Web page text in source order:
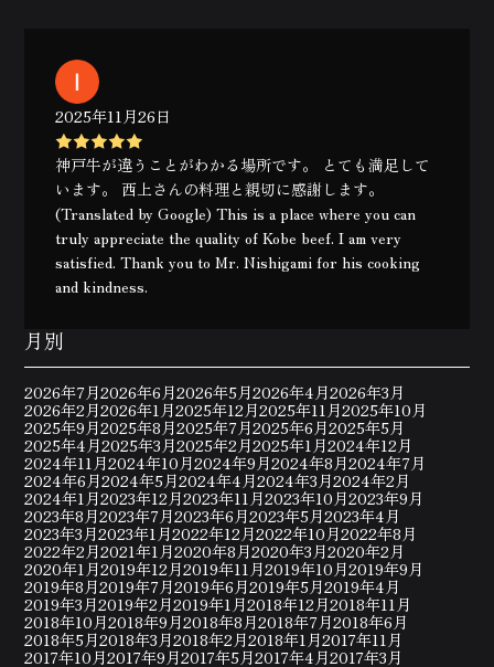
2025年11月26日
神戸牛が違うことがわかる場所です。 とても満足して
います。 西上さんの料理と親切に感謝します。
(Translated by Google) This is a place where you can
truly appreciate the quality of Kobe beef. I am very
satisfied. Thank you to Mr. Nishigami for his cooking
and kindness.
月別
2026年7月2026年6月2026年5月2026年4月2026年3月
2026年2月2026年1月2025年12月2025年11月2025年10月
2025年9月2025年8月2025年7月2025年6月2025年5月
2025年4月2025年3月2025年2月2025年1月2024年12月
2024年11月2024年10月2024年9月2024年8月2024年7月
2024年6月2024年5月2024年4月2024年3月2024年2月
2024年1月2023年12月2023年11月2023年10月2023年9月
2023年8月2023年7月2023年6月2023年5月2023年4月
2023年3月2023年1月2022年12月2022年10月2022年8月
2022年2月2021年1月2020年8月2020年3月2020年2月
2020年1月2019年12月2019年11月2019年10月2019年9月
2019年8月2019年7月2019年6月2019年5月2019年4月
2019年3月2019年2月2019年1月2018年12月2018年11月
2018年10月2018年9月2018年8月2018年7月2018年6月
2018年5月2018年3月2018年2月2018年1月2017年11月
2017年10月2017年9月2017年5月2017年4月2017年3月